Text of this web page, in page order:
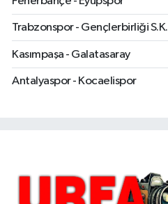
Trabzonspor - Gençlerbirliği S.K.
Kasımpaşa - Galatasaray
Antalyaspor - Kocaelispor